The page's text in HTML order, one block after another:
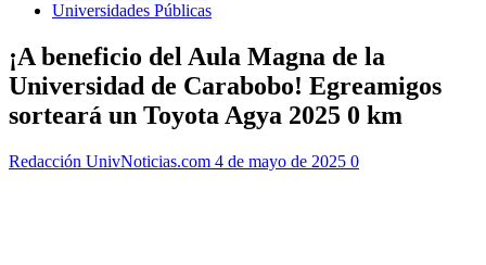
Universidades Públicas
¡A beneficio del Aula Magna de la
Universidad de Carabobo! Egreamigos
sorteará un Toyota Agya 2025 0 km
Redacción UnivNoticias.com 4 de mayo de 2025 0